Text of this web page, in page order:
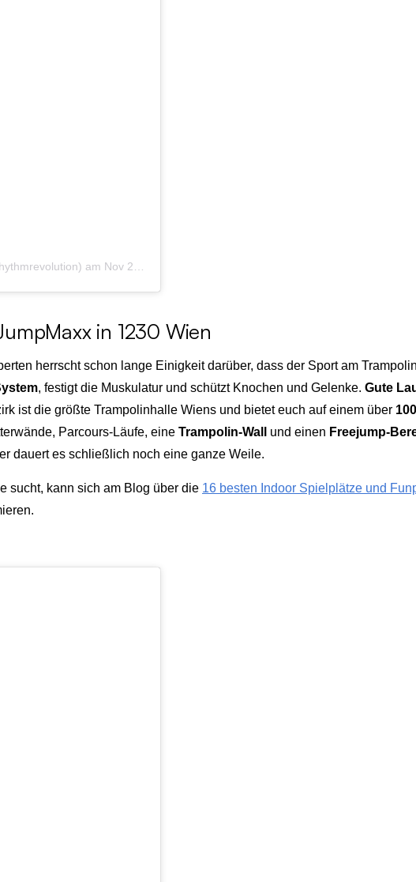
am Nov 29, 2016 um 10:05 PST
in 1230 Wien
herrscht schon lange Einigkeit darüber, dass der Sport am
, festigt die Muskulatur und schützt Knochen und Gelenke. Gute
ist die größte Trampolinhalle Wiens und bietet euch auf einem über
Parcours-Läufe, eine Trampolin-Wall und einen Freejump-
dauert es schließlich noch eine ganze Weile.
sucht, kann sich am Blog über die 16 besten Indoor Spielplätze und